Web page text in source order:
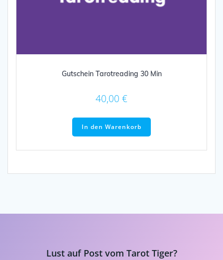
Gutschein Tarotreading 30 Min
40,00 €
In den Warenkorb
Lust auf Post vom Tarot Tiger?